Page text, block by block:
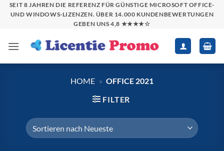
Zum
Inhalt
SEIT 8 JAHREN DIE REFERENZ FÜR GÜNSTIGE MICROSOFT OFFICE-
UND WINDOWS-LIZENZEN. ÜBER 14.000 KUNDENBEWERTUNGEN
GEBEN UNS 4,8 ★★★★☆
HOME » OFFICE 2021
FILTER